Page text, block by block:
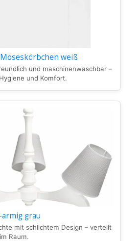
weiß
und maschinenwaschbar –
und Komfort.
grau
mit schlichtem Design – verteilt
Raum.